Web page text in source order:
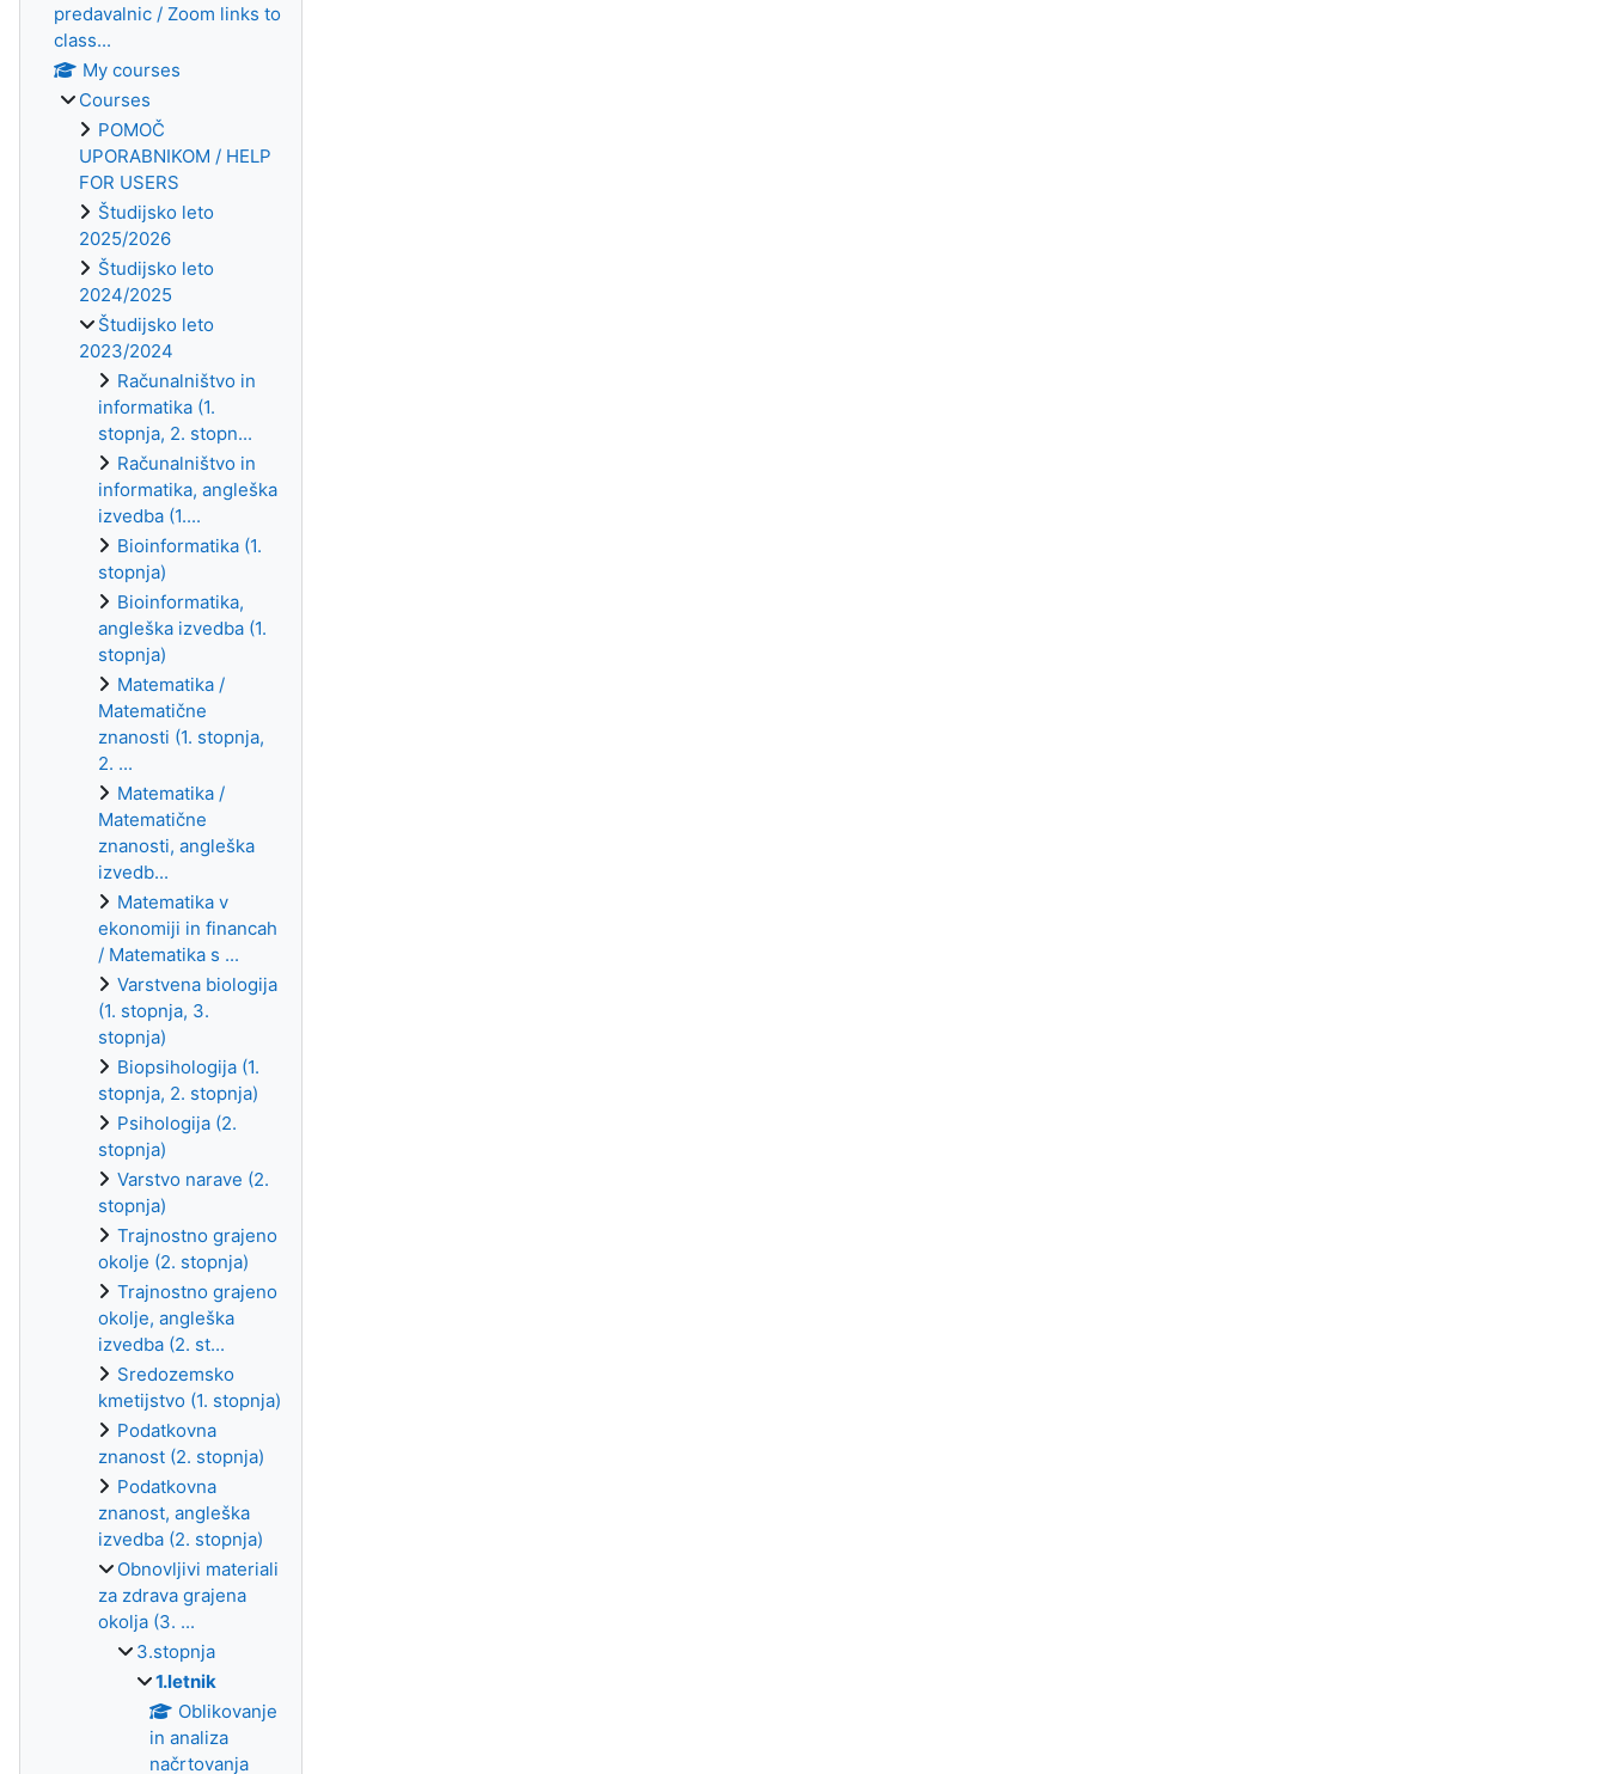
predavalnic / Zoom links to
class...
My courses
Courses
POMOČ
UPORABNIKOM / HELP
FOR USERS
Študijsko leto
2025/2026
Študijsko leto
2024/2025
Študijsko leto
2023/2024
Računalništvo in
informatika (1.
stopnja, 2. stopn...
Računalništvo in
informatika, angleška
izvedba (1....
Bioinformatika (1.
stopnja)
Bioinformatika,
angleška izvedba (1.
stopnja)
Matematika /
Matematične
znanosti (1. stopnja,
2. ...
Matematika /
Matematične
znanosti, angleška
izvedb...
Matematika v
ekonomiji in financah
/ Matematika s ...
Varstvena biologija
(1. stopnja, 3.
stopnja)
Biopsihologija (1.
stopnja, 2. stopnja)
Psihologija (2.
stopnja)
Varstvo narave (2.
stopnja)
Trajnostno grajeno
okolje (2. stopnja)
Trajnostno grajeno
okolje, angleška
izvedba (2. st...
Sredozemsko
kmetijstvo (1. stopnja)
Podatkovna
znanost (2. stopnja)
Podatkovna
znanost, angleška
izvedba (2. stopnja)
Obnovljivi materiali
za zdrava grajena
okolja (3. ...
3.stopnja
1.letnik
Oblikovanje
in analiza
načrtovanja